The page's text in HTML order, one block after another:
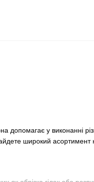
у виконанні
широкий асортимент